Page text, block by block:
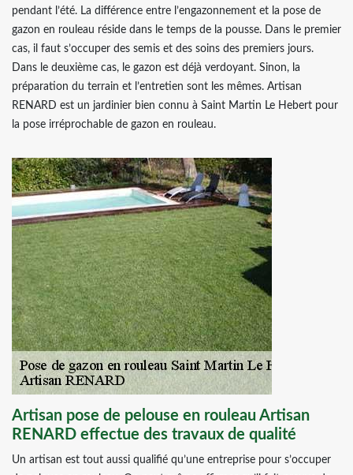
pendant l’été. La différence entre l’engazonnement et la pose de
gazon en rouleau réside dans le temps de la pousse. Dans le premier
cas, il faut s’occuper des semis et des soins des premiers jours.
Dans le deuxième cas, le gazon est déjà verdoyant. Sinon, la
préparation du terrain et l’entretien sont les mêmes. Artisan
RENARD est un jardinier bien connu à Saint Martin Le Hebert pour
la pose irréprochable de gazon en rouleau.
Artisan pose de pelouse en rouleau Artisan
RENARD effectue des travaux de qualité
Un artisan est tout aussi qualifié qu’une entreprise pour s’occuper